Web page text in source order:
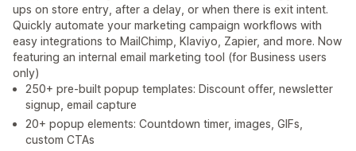
ups on store entry, after a delay, or when there is exit intent.
Quickly automate your marketing campaign workflows with
easy integrations to MailChimp, Klaviyo, Zapier, and more. Now
featuring an internal email marketing tool (for Business users
only)
250+ pre-built popup templates: Discount offer, newsletter
signup, email capture
20+ popup elements: Countdown timer, images, GIFs,
custom CTAs